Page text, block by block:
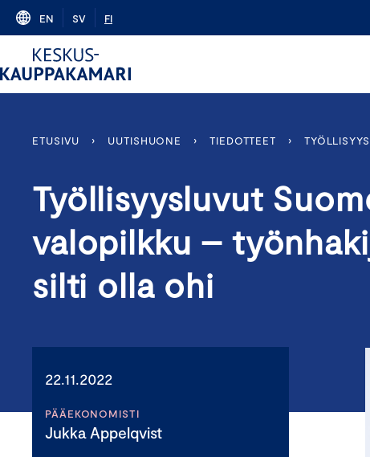
Skip
content
EN SV FI
ETUSIVU › UUTISHUONE › TIEDOTTEET ›
Työllisyysluvut
valopilkku –
silti olla ohi
22.11.2022
PÄÄEKONOMISTI
Jukka Appelqvist